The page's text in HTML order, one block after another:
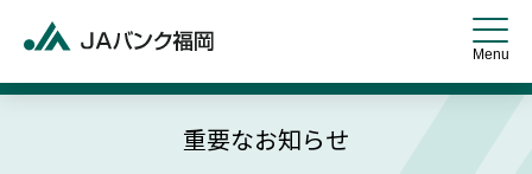
重要なお知らせ